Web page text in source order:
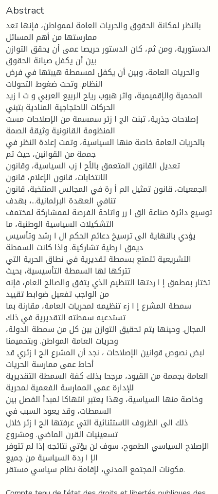
Abstract
بالنظر لمكانة الحقوق والحريات العامة لممواطن، فإنها تعد
ممارستها من أهم المسائل
الدستورية، ومن ثم، كان الدستور حريصا عمى أن يحقق التوازن
بين أن يكفل صيانة الحقوق
والحريات العامة، وبين أن يكفل لمسمطة هيبتها في فرض
النظام. وتحت ضغوط التحولات
المحمية والإقميمية، واثر هبوب رياح الربيع العربي و ت ا زيد
الحركات الاحتجاجية المنادية بتبني
إصلاحات جذرية، تبنت الج ا زئر سمسمة من الإصلاحات مست
المنظومة القانونية وثيقة الصمة
بالحريات العامة خاصة منها السياسية، وتمت إعادة النظر في
جممة من القوانين، حيث تم
تعديل القانون المتعمق بالأح ا زب السياسية، وقانون
الانتخابات، قانون الإعلام، قانون
الجمعيات، قانون تمثيل الم أ رة في المجالس المنتخبة، قانون
تنافي العهدة البرلمانية...، بهدف
توسيع دائرة صناعة الق ا رر واتاحة الفرصة لممشاركة لمختمف
التشكيلات السياسية الوطنية، ما
يؤدي بالنهاية الى ترسيخ دعائم الحكم ال ا رشد وتأسيس
ديمق ا رطية تشاركية. واذا كانت السمطة
التشريعية تتمتع بسمطة تقديرية في نطاق الحرية التي
تتركها لها السمطة التأسيسية، بحيث
تختار بمطمق إ ا ردتها التنظيم الذي يتفق والصالح العام، فإنه
من الواجب تفعيل ضوابط تقييد
سمطة المشرع إ ا زء تنظيمه لمحريات العامة، مقارنة بما
تستدعيه سمطته التقديرية في ذلك
المجال. وحينها يتم تحقيق التوازن بين كل من سمطة الدولة،
وحريات العامة المواطن. وبتحميمنا
لبض نصوص قوانين الإصلاحات ، نجد أن المشرع الج ا زئري قد
أحاط عمى ممارسة الحريات
العامة بجممة من القيود، مرجحا بذلك كفة السمطة التقديرية
للإدارة عمى الممارسة الفعمية لمحرية
وخاصة منها السياسية، وهذا يعتبر انتهاكا لمبدأ الفصل بين
السمطات، وقد يعود السبب في
ذلك الى الظروف الاستثنائية التي عرفتها الج ا زئر خلال
تسعينيات القرن الماضي. ومشروع
الإصلاح السياسي الطموح، سوف لن يؤتي نتائجه إذا لم تتوفر
الإ ا ردة السياسية من جميع
مكونات المجتمع المدني، لإقامة نظام سياسي مستقر.